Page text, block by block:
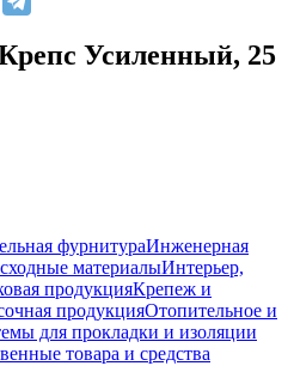
Усиленный, 25
фурнитураИнженерная
материалыИнтерьер,
продукцияКрепеж и
продукцияОтопительное и
для прокладки и изоляции
товара и средства